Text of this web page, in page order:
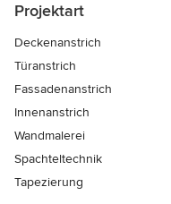
Projektart
Deckenanstrich
Türanstrich
Fassadenanstrich
Innenanstrich
Wandmalerei
Spachteltechnik
Tapezierung